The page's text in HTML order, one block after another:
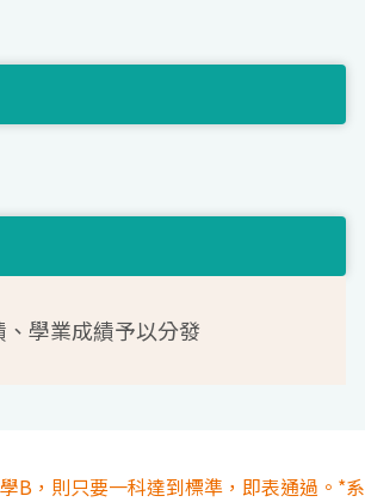
學業成績予以分發
B，則只要一科達到標準，即表通過。*系